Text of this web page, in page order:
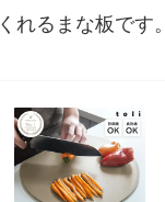
れるまな板です。